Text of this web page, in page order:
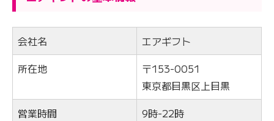
会社名
エアギフト
所在地
〒153-0051
東京都目黒区上目黒
営業時間
9時-22時